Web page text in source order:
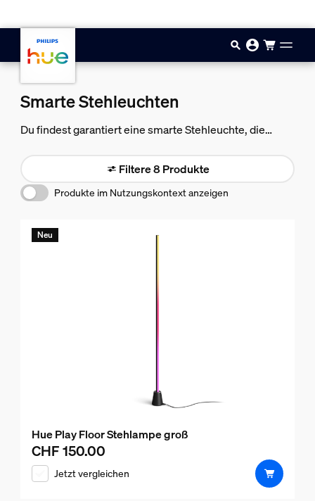
Smarte Stehleuchten
Du findest garantiert eine smarte Stehleuchte, die
oder eine dekorative Akzentbeleuchtung für eine Ecke
Deines Zimmers.
Filtere 8 Produkte
Produkte im Nutzungskontext anzeigen
Neu
Hue Play Floor Stehlampe groß
Aktueller Preis ist CHF 150.00
CHF 150.00
Jetzt vergleichen